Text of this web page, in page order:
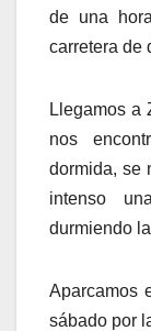
de una
carretera de
Llegamos a
nos
dormida, se
intenso
durmiendo
Aparcamos
sábado por